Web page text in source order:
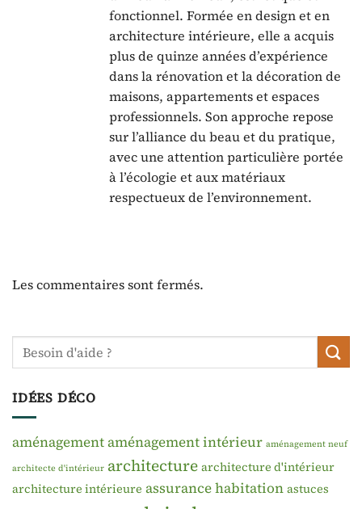
fonctionnel. Formée en design et en
architecture intérieure, elle a acquis
plus de quinze années d’expérience
dans la rénovation et la décoration de
maisons, appartements et espaces
professionnels. Son approche repose
sur l’alliance du beau et du pratique,
avec une attention particulière portée
à l’écologie et aux matériaux
respectueux de l’environnement.
Les commentaires sont fermés.
IDÉES DÉCO
aménagementaménagement intérieur aménagement neuf
architecte d'intérieur architecture architecture d'intérieur
architecture intérieure assurance habitation astuces